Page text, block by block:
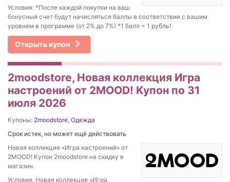
Условия: *После каждой покупки на ваш
бонусный счет будут начисляться баллы в соответствии с вашим
уровнем в программе (от 2% до 7%) *1 балл = 1 рубль!
Открыть купон
2moodstore, Новая коллекция Игра
настроений от 2MOOD! Купон по 31
июля 2026
Купоны: 2moodstore, Одежда
Срок истек, но может ещё действовать
Новая коллекция «Игра настроений» от
2MOOD! Купон 2moodstore на скидку в
магазин.
Условия: Новая коллекция «Игра